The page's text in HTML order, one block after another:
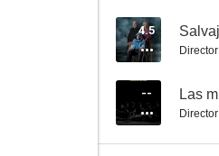
4.5
-- Las